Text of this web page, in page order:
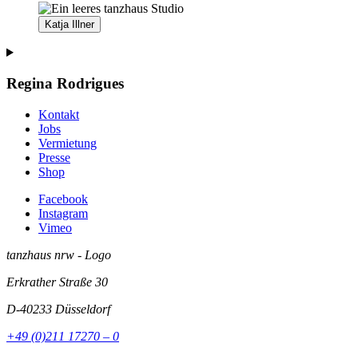
Katja Illner
Regina Rodrigues
Kontakt
Jobs
Vermietung
Presse
Shop
Facebook
Instagram
Vimeo
tanzhaus nrw - Logo
Erkrather Straße 30
D-40233 Düsseldorf
+49 (0)211 17270 – 0